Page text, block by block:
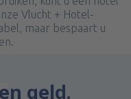
Vlucht + Hotel-
maar bespaart u
geld.